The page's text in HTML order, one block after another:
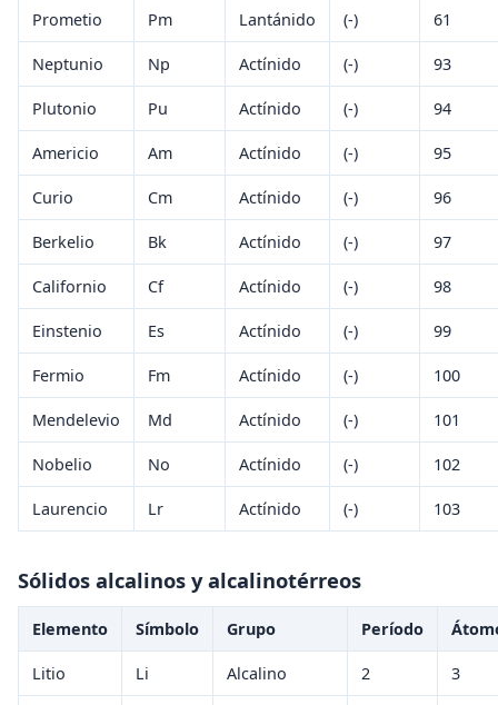
Prometio Pm Lantánido (-) 61
Neptunio Np Actínido (-) 93
Plutonio Pu Actínido (-) 94
Americio Am Actínido (-) 95
Curio Cm Actínido (-) 96
Berkelio Bk Actínido (-) 97
Californio Cf Actínido (-) 98
Einstenio Es Actínido (-) 99
Fermio Fm Actínido (-) 100
Mendelevio Md Actínido (-) 101
Nobelio No Actínido (-) 102
Laurencio Lr Actínido (-) 103
Sólidos alcalinos y alcalinotérreos
Elemento Símbolo Grupo Período
Litio Li Alcalino 2 3